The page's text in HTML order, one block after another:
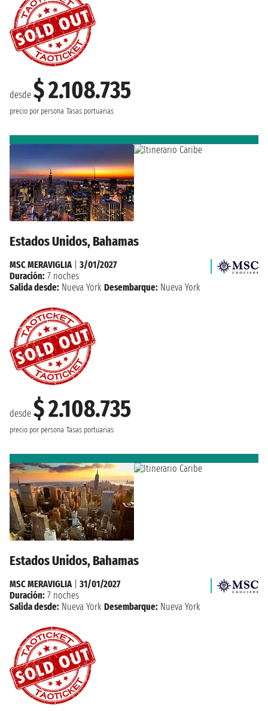
desde $ 2.108.735
precio por persona Tasas portuarias
Estados Unidos, Bahamas
desde $ 2.108.735
precio por persona Tasas portuarias
MSC MERAVIGLIA| 3/01/2027
Duración: 7 noches
Salida desde: Nueva York Desembarque: Nueva York
Estados Unidos, Bahamas
MSC MERAVIGLIA| 31/01/2027
Duración: 7 noches
Salida desde: Nueva York Desembarque: Nueva York